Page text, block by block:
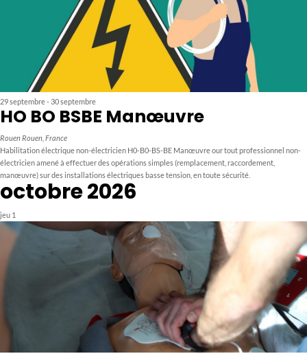
29 septembre-30 septembre
HO BO BSBE Manœuvre
RouenRouen, France
Habilitation électrique non-électricien H0-B0-BS-BE Manœuvre our tout professionnel non-
électricien amené à effectuer des opérations simples (remplacement, raccordement,
manœuvre) sur des installations électriques basse tension, en toute sécurité.
octobre 2026
jeu 1